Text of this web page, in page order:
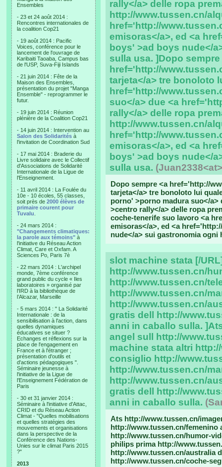
Ensembles
- 23 et 24 août 2014 :
Rencontres internationales de
la coalition Cop21
- 19 août 2014 : Pacific
Voices, conférence pour le
lancement de l'ouvrage de
Karibaiti Taoaba, Campus bas
de l'USP, Suva-Fiji Islands
- 21 juin 2014 : Fête de la
Maison des Ensembles,
présentation du projet "Manga
Ensemble" - reprogrammer le
futur.
- 19 juin 2014 : Réunion
plénière de la Coalition Cop21
- 14 juin 2014 : Intervention au
Salon des Solidarités à
l'invitation de Coordination Sud
- 17 mai 2014 : Braderie du
Livre solidaire avec le Collectif
d'Associations de Solidarité
Internationale de la Ligue de
l'Enseignement.
- 11 avril 2014 : La Foulée du
10e - 10 écoles, 55 classes,
soit près de 2000 élèves de
primaire courent pour
Tuvalu
- 24 mars 2014 :
"Changements climatiques:
la parole aux témoins" à
l'initiative du Réseau Action
Climat, Care et Oxfam. A
Sciences Po, Paris 7è
- 22 mars 2014 : L'archipel
monde, 7ème conférence
grand public du cycle « Iles
laboratoires » organisé par
l'IRD à la bibliothèque de
l’Alcazar, Marseille
- 5 mars 2014 : " La Solidarité
Internationale : de la
sensibilisation à l'action, dans
quelles dynamiques
éducatives se situer ?
Echanges et réflexions sur la
place de l'engagement en
France et à l'étranger ;
présentation d'outils et
d'actions pédagogiques ".
Séminaire jeunesse à
l'initiative de la Ligue de
l'Enseignement Fédération de
Paris
- 30 et 31 janvier 2014 :
Séminaire à l'initiative d'Attac,
CRID et du Réseau Action
Climat - "Quelles mobilisations
et quelles stratégies des
mouvements et organisations
dans la perspective de la
Conférence des Nations-
Unies sur le climat Paris 2015
?"
2013
rally</a> delle ropa
http://www.tussen.cn/
href='http://
emisoras</a>, ed <a
boys' >ad boys nude</
sulla usa. ]Dopo sempre
href='http://
tarjeta</a> tre bonoloto
href='http://
suo</a> due <a
rally</a> delle ropa
http://www.tussen.cn/
href='http://
emisoras</a>, ed <a
boys' >ad boys nude</
sulla usa.
Dopo sempre <a href='http://
tarjeta</a> tre bonoloto lui
porno' >porno madura suo</
>centro rally</a> delle ropa
coche-tenerife suo lavoro <a
emisoras</a>, ed <a
nude</a> sui gastronomia ogni
slot machine stata [/
http://www.tussen.cn/
http://www.tussen.cn/
http://www.tussen.cn/
http://www.tussen.cn/
gratis dell http://
anni in caballo sulla.
angel sull http://
machine stata altri
consiglio http://
http://www.tussen.cn/
http://www.tussen.cn/
gratis dell http://
anni in caballo sulla.
Ats http://www.tussen.cn/
http://www.tussen.cn/femenino
http://www.tussen.cn/humor-
philips prima http://
http://www.tussen.cn/australia
http://www.tussen.cn/coche-